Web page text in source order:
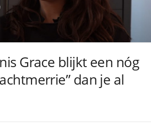
Grace blijkt een nóg
dan je al